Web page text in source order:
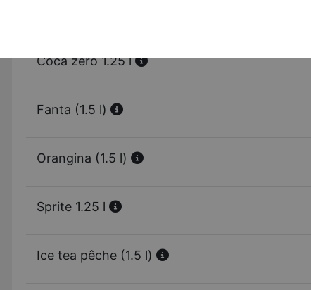
Coca zéro 1.25 l
Fanta (1.5 l)
Orangina (1.5 l)
Sprite 1.25 l
Ice tea pêche (1.5 l)